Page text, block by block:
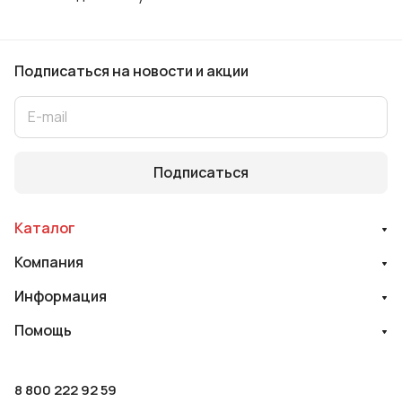
Подписаться на новости и акции
Подписаться
Каталог
Компания
Информация
Помощь
8 800 222 92 59